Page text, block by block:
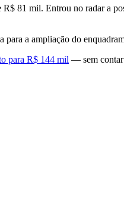
81 mil. Entrou no radar a
para a ampliação do
para R$ 144 mil — sem contar